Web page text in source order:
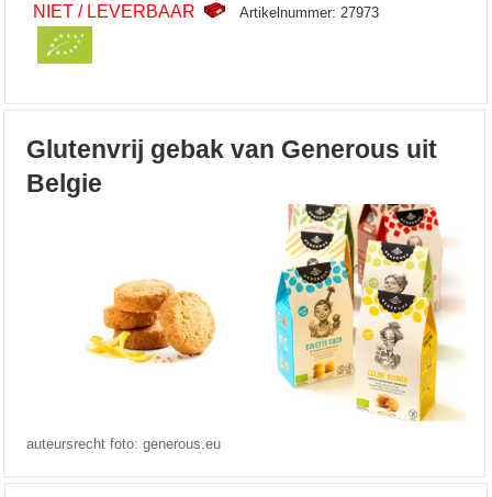
NIET / LEVERBAAR Artikelnummer: 27973
Glutenvrij gebak van Generous uit
Belgie
auteursrecht foto: generous.eu